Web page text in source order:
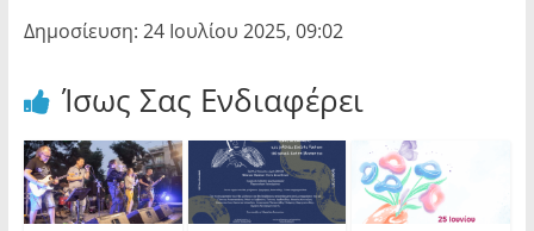
Δημοσίευση: 24 Ιουλίου 2025, 09:02
Ίσως Σας Ενδιαφέρει